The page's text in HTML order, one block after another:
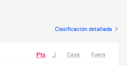
Clasificación detallada
Pts J Casa Fuera